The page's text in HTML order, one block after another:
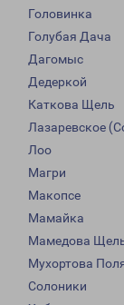
Головинка
Голубая Дача
Дагомыс
Дедеркой
Каткова Щель
Лазаревское
Лоо
Магри
Макопсе
Мамайка
Мамедова
Мухортова
Солоники